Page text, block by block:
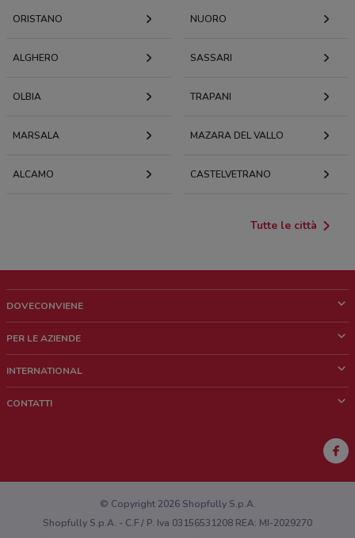
ORISTANO NUORO
ALGHERO SASSARI
OLBIA TRAPANI
MARSALA MAZARA DEL VALLO
ALCAMO CASTELVETRANO
Tutte le città
DOVECONVIENE
Chi siamo
Lavora con noi
PER LE AZIENDE
Richieste commerciali e marketing
INTERNATIONAL
CONTATTI
Hai un malfunzionamento sul web o sull'app?
© Copyright 2026 Shopfully S.p.A.
Shopfully S.p.A. - C.F / P. Iva 03156531208 REA: MI-2029270